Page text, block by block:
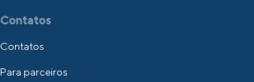
Contatos
Contatos
Para parceiros